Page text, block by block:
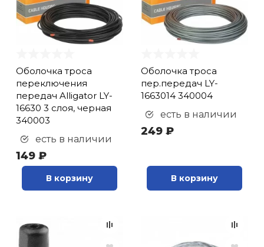
Оболочка троса
переключения
передач Alligator LY-
16630 3 слоя, черная
340003
есть в наличии
149 ₽
В корзину
Оболочка троса
пер.передач LY-
1663014 340004
есть в наличии
249 ₽
В корзину